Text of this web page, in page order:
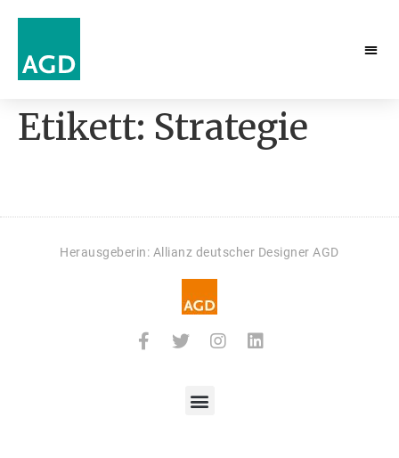
Etikett: Strategie
Herausgeberin: Allianz deutscher Designer AGD